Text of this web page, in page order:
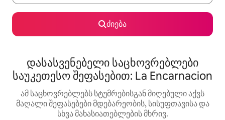
ძიება
დასასვენებელი საცხოვრებლები
საუკეთესო შეფასებით: La Encarnacion
ამ საცხოვრებლებს სტუმრებისგან მიღებული აქვს
მაღალი შეფასებები მდებარეობის, სისუფთავისა და
სხვა მახასიათებლების მხრივ.